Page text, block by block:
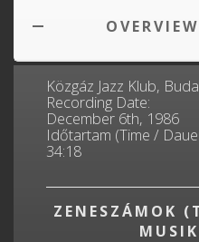
Közgáz Jazz Klub,
Recording Date:
December 6th, 1986
Időtartam (Time /
34:18
ZENESZÁMOK